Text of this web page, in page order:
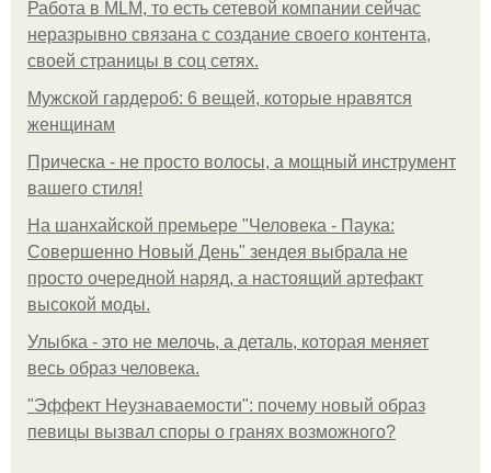
Работа в MLM, то есть сетевой компании сейчас
неразрывно связана с создание своего контента,
своей страницы в соц сетях.
Мужской гардероб: 6 вещей, которые нравятся
женщинам
Прическа - не просто волосы, а мощный инструмент
вашего стиля!
На шанхайской премьере "Человека - Паука:
Совершенно Новый День" зендея выбрала не
просто очередной наряд, а настоящий артефакт
высокой моды.
Улыбка - это не мелочь, а деталь, которая меняет
весь образ человека.
"Эффект Неузнаваемости": почему новый образ
певицы вызвал споры о гранях возможного?